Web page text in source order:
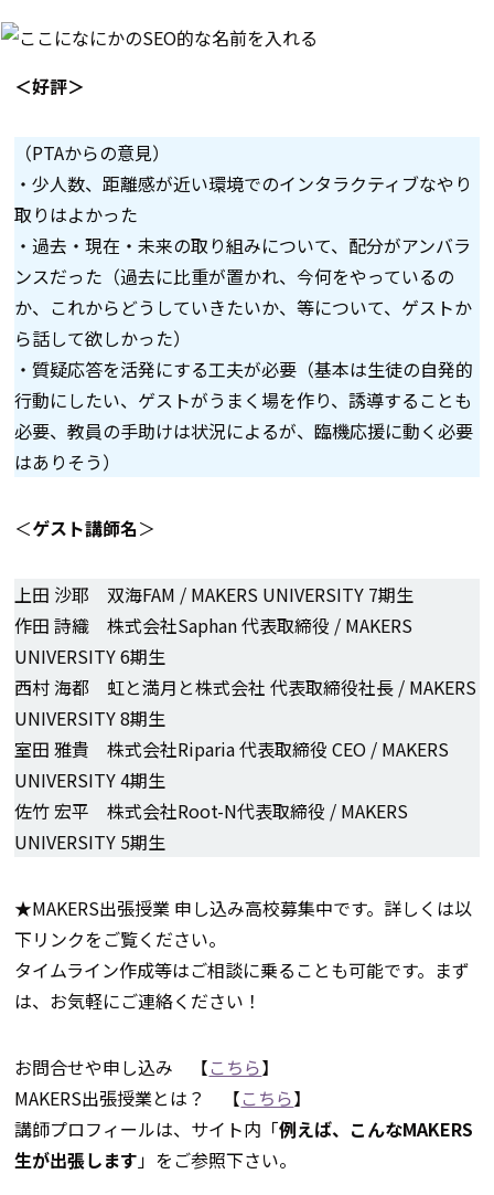
＜好評＞
（PTAからの意見）
・少人数、距離感が近い環境でのインタラクティブなやり
取りはよかった
・過去・現在・未来の取り組みについて、配分がアンバラ
ンスだった（過去に比重が置かれ、今何をやっているの
か、これからどうしていきたいか、等について、ゲストか
ら話して欲しかった）
・質疑応答を活発にする工夫が必要（基本は生徒の自発的
行動にしたい、ゲストがうまく場を作り、誘導することも
必要、教員の手助けは状況によるが、臨機応援に動く必要
はありそう）
＜ゲスト講師名＞
上田 沙耶 双海FAM / MAKERS UNIVERSITY 7期生
作田 詩織 株式会社Saphan 代表取締役 / MAKERS
UNIVERSITY 6期生
西村 海都 虹と満月と株式会社 代表取締役社長 / MAKERS
UNIVERSITY 8期生
室田 雅貴 株式会社Riparia 代表取締役 CEO / MAKERS
UNIVERSITY 4期生
佐竹 宏平 株式会社Root-N代表取締役 / MAKERS
UNIVERSITY 5期生
★MAKERS出張授業 申し込み高校募集中です。詳しくは以
下リンクをご覧ください。
タイムライン作成等はご相談に乗ることも可能です。まず
は、お気軽にご連絡ください！
お問合せや申し込み 【こちら】
MAKERS出張授業とは？ 【こちら】
講師プロフィールは、サイト内「例えば、こんなMAKERS
生が出張します 」をご参照下さい。